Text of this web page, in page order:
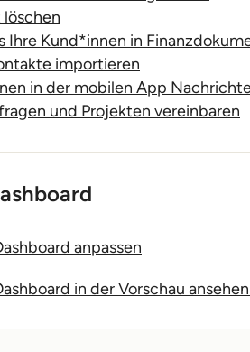
löschen
Ihre Kund*innen in
importieren
in der mobilen App
und Projekten vereinbaren
anpassen
in der Vorschau